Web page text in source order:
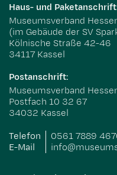
Haus- und
Museumsverband
(im Gebäude der SV
Kölnische Straße 42-46
34117 Kassel
Postanschrift:
Museumsverband
Postfach 10 32 67
34032 Kassel
Telefon
0561 7889
E-Mail